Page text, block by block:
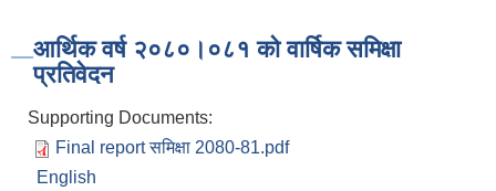
आर्थिक वर्ष २०८०।०८१ को वार्षिक समिक्षा
प्रतिवेदन
Supporting Documents:
Final report समिक्षा 2080-81.pdf
English